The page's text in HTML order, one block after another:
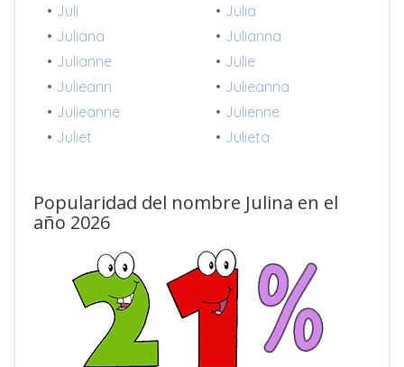
• Juli • Julia
• Juliana • Julianna
• Julianne • Julie
• Julieann • Julieanna
• Julieanne • Julienne
• Juliet • Julieta
Popularidad del nombre Julina en el
año 2026